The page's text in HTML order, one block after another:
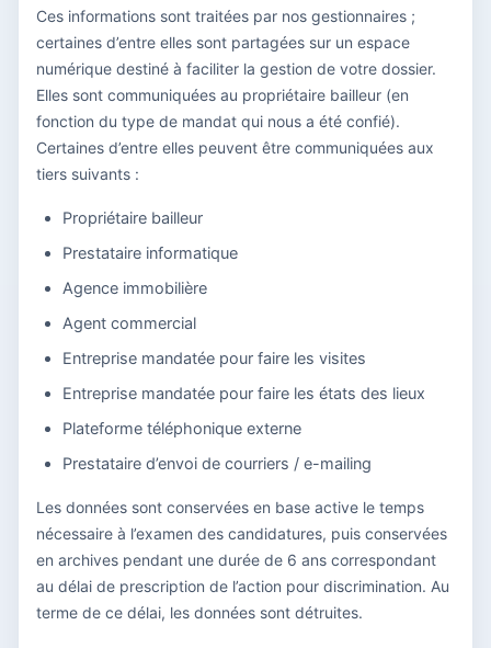
Ces informations sont traitées par nos gestionnaires ;
certaines d’entre elles sont partagées sur un espace
numérique destiné à faciliter la gestion de votre dossier.
Elles sont communiquées au propriétaire bailleur (en
fonction du type de mandat qui nous a été confié).
Certaines d’entre elles peuvent être communiquées aux
tiers suivants :
Propriétaire bailleur
Prestataire informatique
Agence immobilière
Agent commercial
Entreprise mandatée pour faire les visites
Entreprise mandatée pour faire les états des lieux
Plateforme téléphonique externe
Prestataire d’envoi de courriers / e-mailing
Les données sont conservées en base active le temps
nécessaire à l’examen des candidatures, puis conservées
en archives pendant une durée de 6 ans correspondant
au délai de prescription de l’action pour discrimination. Au
terme de ce délai, les données sont détruites.